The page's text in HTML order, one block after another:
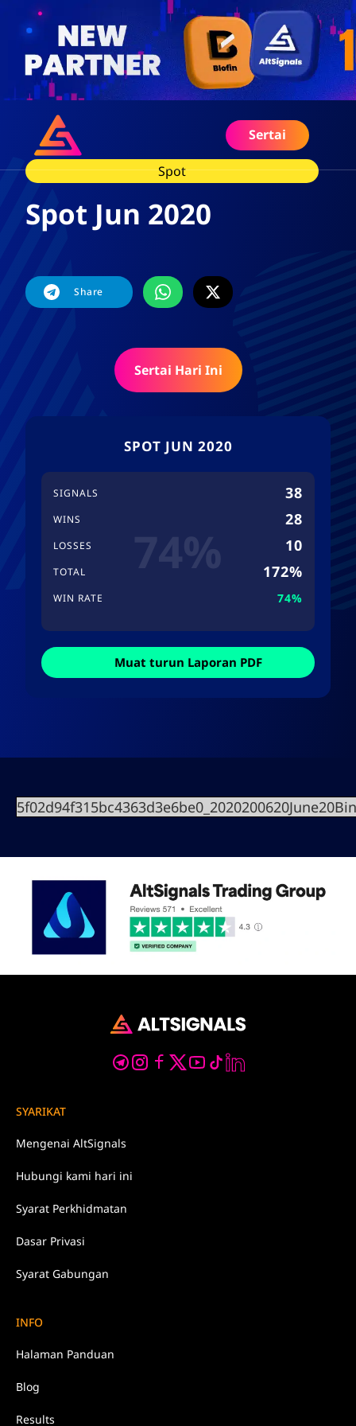
Sertai
Spot
Spot Jun 2020
Share
Sertai Hari Ini
SPOT JUN 2020
SIGNALS 38
WINS 28
LOSSES 10
TOTAL 172%
WIN RATE 74%
Muat turun Laporan PDF
SYARIKAT
Mengenai AltSignals
Hubungi kami hari ini
Syarat Perkhidmatan
Dasar Privasi
Syarat Gabungan
INFO
Halaman Panduan
Blog
Results